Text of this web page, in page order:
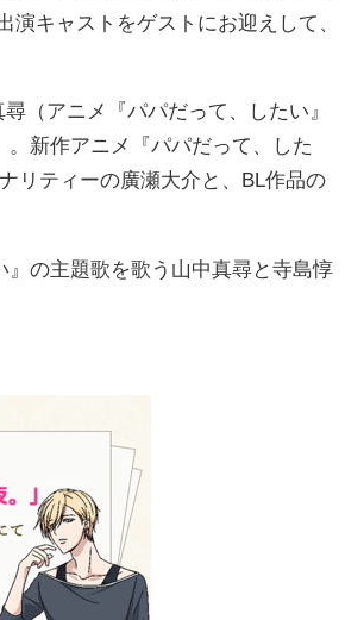
キャストをゲストにお迎えして、
（アニメ『パパだって、したい』
新作アニメ『パパだって、した
リティーの廣瀬大介と、BL作品の
の主題歌を歌う山中真尋と寺島惇